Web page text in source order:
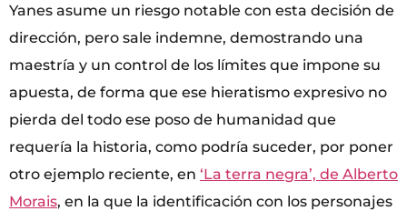
Yanes asume un riesgo notable con esta decisión de
dirección, pero sale indemne, demostrando una
maestría y un control de los límites que impone su
apuesta, de forma que ese hieratismo expresivo no
pierda del todo ese poso de humanidad que
requería la historia, como podría suceder, por poner
otro ejemplo reciente, en ‘La terra negra’, de Alberto
Morais, en la que la identificación con los personajes